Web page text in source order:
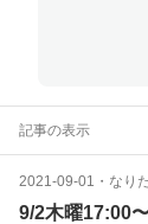
記事の表示
2021-09-01 ・ なり
9/2木曜17:00